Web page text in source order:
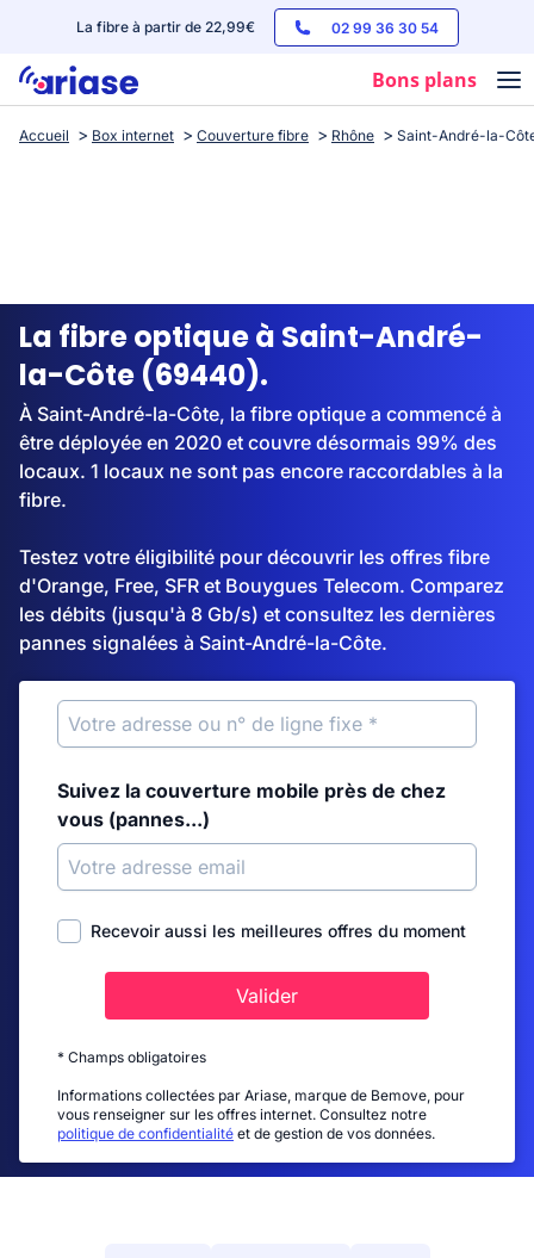
La fibre à partir de 22,99€ 02 99 36 30 54
Bons plans
Box internet
Streaming
Accueil Box internet Couverture fibre Rhône Saint-André-la-
La fibre optique à Saint-André-
la-Côte (69440).
À Saint-André-la-Côte, la fibre optique a commencé à
être déployée en 2020 et couvre désormais 99% des
locaux. 1 locaux ne sont pas encore raccordables à la
fibre.
Testez votre éligibilité pour découvrir les offres fibre
d'Orange, Free, SFR et Bouygues Telecom. Comparez
les débits (jusqu'à 8 Gb/s) et consultez les dernières
pannes signalées à Saint-André-la-Côte.
Suivez la couverture mobile près de chez
vous (pannes...)
Recevoir aussi les meilleures offres du moment
Valider
* Champs obligatoires
Informations collectées par Ariase, marque de Bemove, pour
vous renseigner sur les offres internet. Consultez notre
politique de confidentialité et de gestion de vos données.